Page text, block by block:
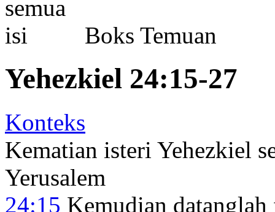
Boks Temuan
Yehezkiel 24:15-27
Konteks
Kematian isteri Yehezkiel
Yerusalem
24:15 Kemudian